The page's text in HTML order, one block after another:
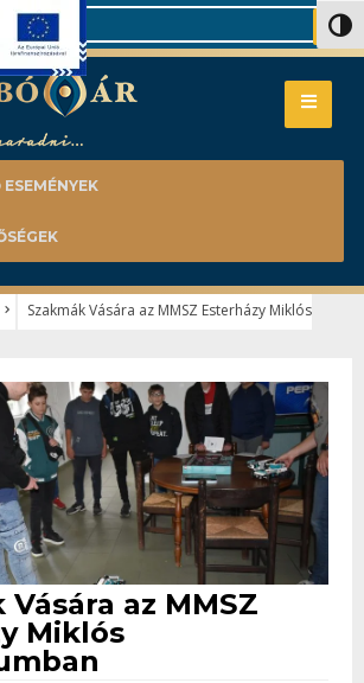
Szakmák Vására az MMSZ Esterházy Miklós
Vására az MMSZ
Miklós